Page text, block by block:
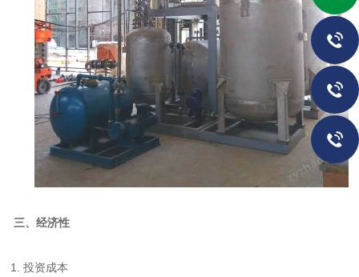
三、经济性
1. 投资成本